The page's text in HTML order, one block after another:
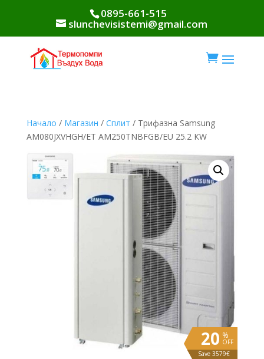
0895-661-515
slunchevisistemi@gmail.com

Начало / Магазин / Сплит / Трифазна Samsung
AM080JXVHGH/ET AM250TNBFGB/EU 25.2 КW
%
OFF
20
Save 3579€